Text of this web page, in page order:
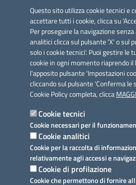
Questo sito utilizza cookie tecnici e
accettare tutti i cookie, clicca su
Per proseguire la navigazione
analitici clicca sul pulsante 'X' o sul
solo i cookie tecnici'. Puoi gestire le
cookie in ogni momento riaprendo il
l'apposito pulsante 'Impostazioni
cliccando sul pulsante 'Conferma le
Cookie Policy completa, clicca
Cookie tecnici
Cookie necessari per il
Cookie analitici
Cookie per la raccolta di
relativamente agli accessi e
Cookie di profilazione
Cookie che permettono di fornire
Azione 2.3.
Link utili
Informativa privacy
Dichiarazione di accessibilità
Note legali
Domande frequenti